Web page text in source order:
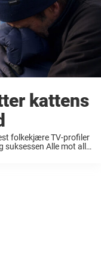
kattens
folkekjære TV-profiler
Alle mot alle.